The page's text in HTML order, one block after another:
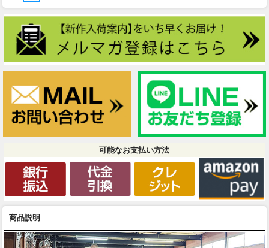
可能なお支払い方法
商品説明